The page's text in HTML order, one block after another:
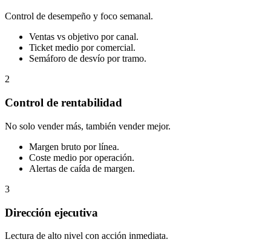
Control de desempeño y foco semanal.
Ventas vs objetivo por canal.
Ticket medio por comercial.
Semáforo de desvío por tramo.
2
Control de rentabilidad
No solo vender más, también vender mejor.
Margen bruto por línea.
Coste medio por operación.
Alertas de caída de margen.
3
Dirección ejecutiva
Lectura de alto nivel con acción inmediata.